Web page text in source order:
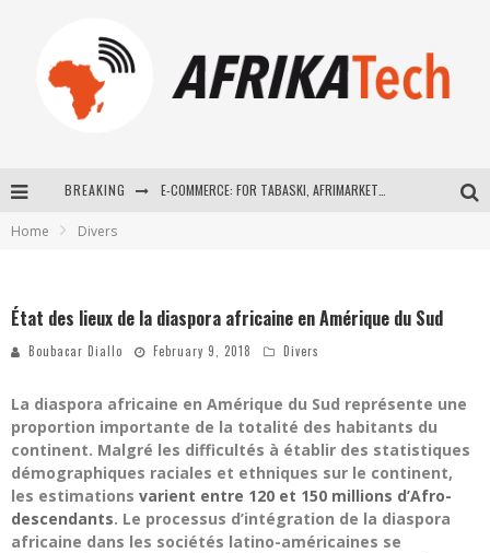
BREAKING
How Technology Has Changed Sports
Home Divers
État des lieux de la diaspora africaine en Amérique du Sud
Boubacar Diallo February 9, 2018 Divers
La diaspora africaine en Amérique du Sud représente une
proportion importante de la totalité des habitants du
continent. Malgré les difficultés à établir des statistiques
démographiques raciales et ethniques sur le continent,
les estimations varient entre 120 et 150 millions d’Afro-
descendants. Le processus d’intégration de la diaspora
africaine dans les sociétés latino-américaines se